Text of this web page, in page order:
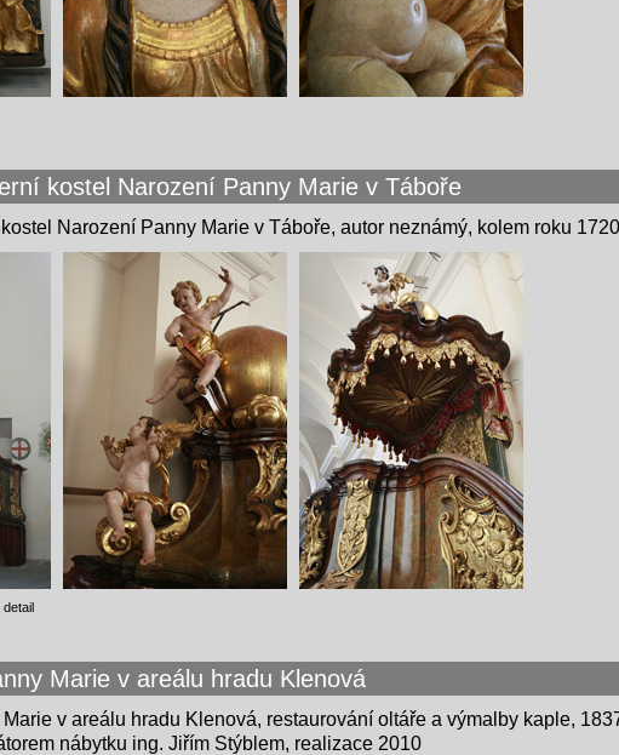
kostel Narození Panny Marie v Táboře
Narození Panny Marie v Táboře, autor neznámý, kolem roku
Marie v areálu hradu Klenová
Marie v areálu hradu Klenová, restaurování oltáře a výmalby kaple,
nábytku ing. Jiřím Stýblem, realizace 2010